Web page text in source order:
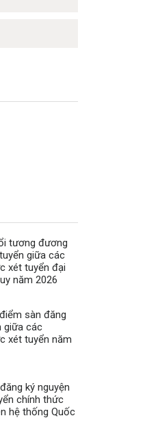
tương đương
giữa các
xét tuyển đại
năm 2026
sàn đăng
giữa các
xét tuyển năm
ký nguyện
chính thức
hệ thống Quốc